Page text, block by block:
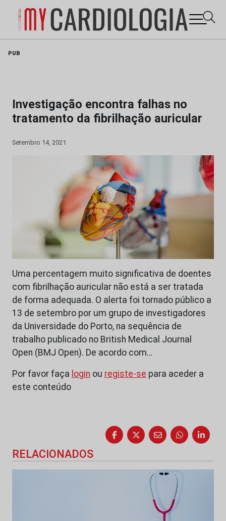
PUB
Investigação encontra falhas no
tratamento da fibrilhação auricular
Setembro 14, 2021
Uma percentagem muito significativa de doentes
com fibrilhação auricular não está a ser tratada
de forma adequada. O alerta foi tornado público a
13 de setembro por um grupo de investigadores
da Universidade do Porto, na sequência de
trabalho publicado no British Medical Journal
Open (BMJ Open). De acordo com…
Por favor faça login ou registe-se para aceder a
este conteúdo
RELACIONADOS